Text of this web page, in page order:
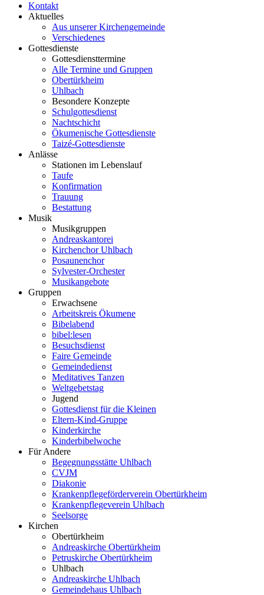
Kontakt
Aktuelles
Aus unserer Kirchengemeinde
Verschiedenes
Gottesdienste
Gottesdiensttermine
Alle Termine und Gruppen
Obertürkheim
Uhlbach
Besondere Konzepte
Schulgottesdienst
Nachtschicht
Ökumenische Gottesdienste
Taizé-Gottesdienste
Anlässe
Stationen im Lebenslauf
Taufe
Konfirmation
Trauung
Bestattung
Musik
Musikgruppen
Andreaskantorei
Kirchenchor Uhlbach
Posaunenchor
Sylvester-Orchester
Musikangebote
Gruppen
Erwachsene
Arbeitskreis Ökumene
Bibelabend
bibel:lesen
Besuchsdienst
Faire Gemeinde
Gemeindedienst
Meditatives Tanzen
Weltgebetstag
Jugend
Gottesdienst für die Kleinen
Eltern-Kind-Gruppe
Kinderkirche
Kinderbibelwoche
Für Andere
Begegnungsstätte Uhlbach
CVJM
Diakonie
Krankenpflegeförderverein Obertürkheim
Krankenpflegeverein Uhlbach
Seelsorge
Kirchen
Obertürkheim
Andreaskirche Obertürkheim
Petruskirche Obertürkheim
Uhlbach
Andreaskirche Uhlbach
Gemeindehaus Uhlbach